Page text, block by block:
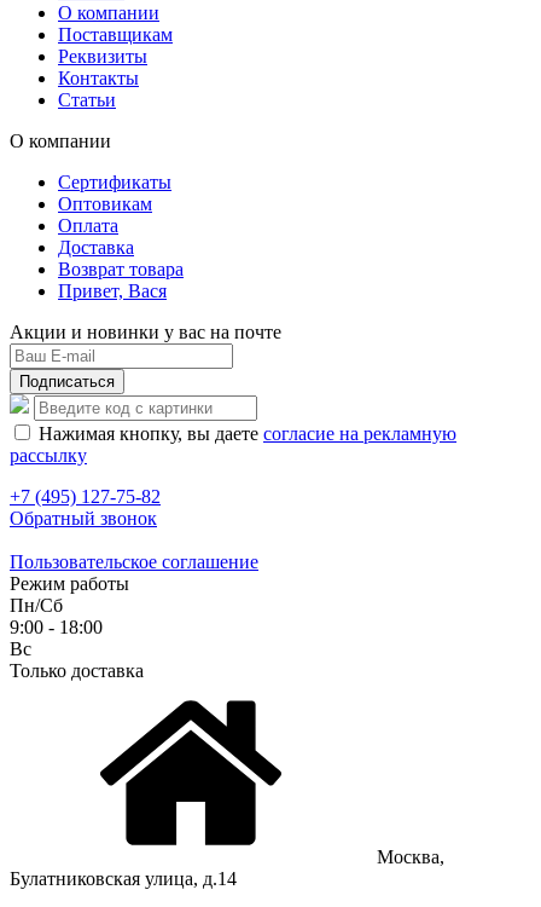
О компании
Поставщикам
Реквизиты
Контакты
Статьи
О компании
Сертификаты
Оптовикам
Оплата
Доставка
Возврат товара
Привет, Вася
Акции и новинки у вас на почте
Подписаться
Нажимая кнопку, вы даете согласие на рекламную
рассылку
+7 (495) 127-75-82
Обратный звонок
Пользовательское соглашение
Режим работы
Пн/Сб
9:00 - 18:00
Вс
Только доставка
Москва,
Булатниковская улица, д.14